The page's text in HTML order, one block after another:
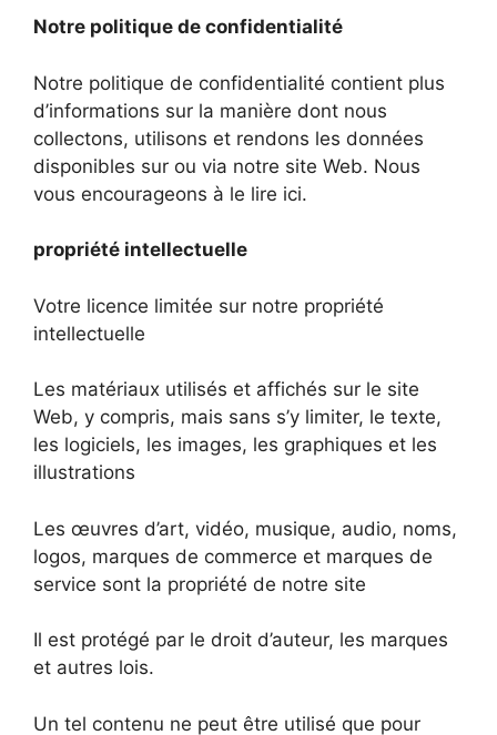
Notre politique de confidentialité
Notre politique de confidentialité contient plus
d’informations sur la manière dont nous
collectons, utilisons et rendons les données
disponibles sur ou via notre site Web. Nous
vous encourageons à le lire ici.
propriété intellectuelle
Votre licence limitée sur notre propriété
intellectuelle
Les matériaux utilisés et affichés sur le site
Web, y compris, mais sans s’y limiter, le texte,
les logiciels, les images, les graphiques et les
illustrations
Les œuvres d’art, vidéo, musique, audio, noms,
logos, marques de commerce et marques de
service sont la propriété de notre site
Il est protégé par le droit d’auteur, les marques
et autres lois.
Un tel contenu ne peut être utilisé que pour